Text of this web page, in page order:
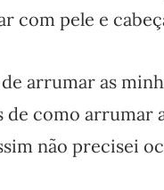
com pele e
arrumar as
de como
não precisei